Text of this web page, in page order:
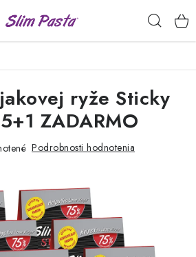
ryže Sticky
ZADARMO
Podrobnosti hodnotenia